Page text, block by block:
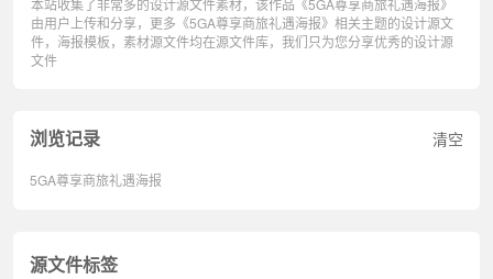
本站收集了非常多的设计源文件素材，该作品《5GA尊享商旅礼遇海报》
由用户上传和分享，更多《5GA尊享商旅礼遇海报》相关主题的设计源文
件，海报模板，素材源文件均在源文件库，我们只为您分享优秀的设计源
文件
浏览记录 清空
5GA尊享商旅礼遇海报
源文件标签